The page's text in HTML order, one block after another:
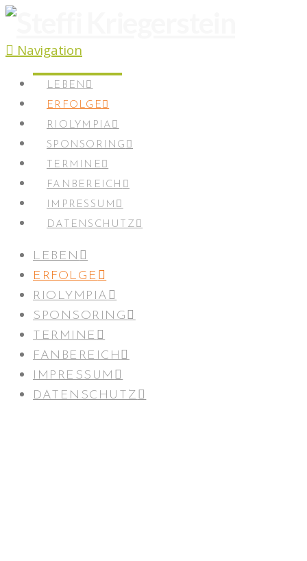
Navigation
LEBEN
ERFOLGE
RIOLYMPIA
SPONSORING
TERMINE
FANBEREICH
IMPRESSUM
DATENSCHUTZ
LEBEN
ERFOLGE
RIOLYMPIA
SPONSORING
TERMINE
FANBEREICH
IMPRESSUM
DATENSCHUTZ